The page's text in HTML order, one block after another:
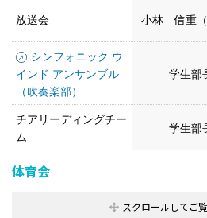
放送会 小林 信重（
シンフォニック ウ
インド アンサンブル
（吹奏楽部）
学生部
チアリーディングチー
ム
学生部
体育会